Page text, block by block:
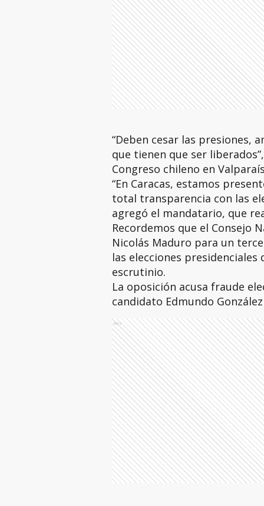
“Deben cesar las presiones,
que tienen que ser
Congreso chileno en
“En Caracas, estamos
total transparencia con las
agregó el mandatario, que
Recordemos que el Consejo
Nicolás Maduro para un
las elecciones
escrutinio.
La oposición acusa fraude
candidato Edmundo
Ads